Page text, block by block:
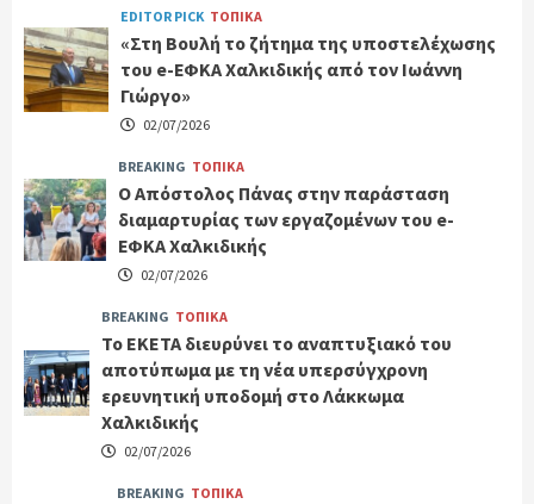
EDITOR PICK ΤΟΠΙΚΑ
«Στη Βουλή το ζήτημα της υποστελέχωσης
του e-ΕΦΚΑ Χαλκιδικής από τον Ιωάννη
Γιώργο»
02/07/2026
BREAKING ΤΟΠΙΚΑ
Ο Απόστολος Πάνας στην παράσταση
διαμαρτυρίας των εργαζομένων του e-
ΕΦΚΑ Χαλκιδικής
02/07/2026
BREAKING ΤΟΠΙΚΑ
Το ΕΚΕΤΑ διευρύνει το αναπτυξιακό του
αποτύπωμα με τη νέα υπερσύγχρονη
ερευνητική υποδομή στο Λάκκωμα
Χαλκιδικής
02/07/2026
BREAKING ΤΟΠΙΚΑ